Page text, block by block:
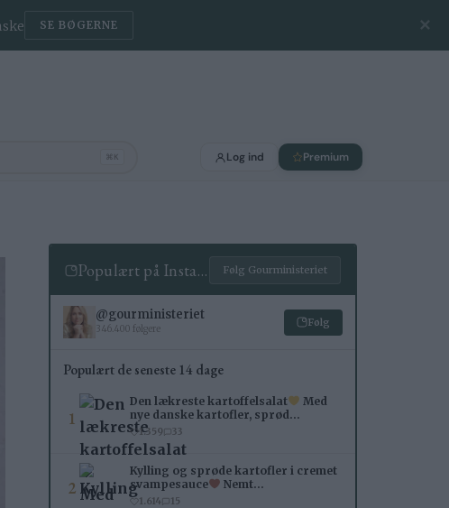
⌘K Log ind Premium
opskrifter BLIV MEDLEM ✕
Populært på Instagram Følg Gourministeriet
@gourministeriet
346.400 følgere
Følg
Populært de seneste 14 dage
1
Den lækreste kartoffelsalat
Med
nye danske kartofler, sprød…
1.359 33
2
Kylling og sprøde kartofler i cremet
svampesauce
Nemt…
1.614 15